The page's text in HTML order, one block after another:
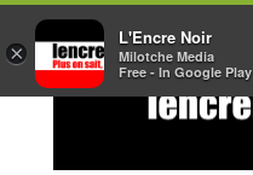
×
L'Encre Noir
Milotche Media
Free - In Google Play